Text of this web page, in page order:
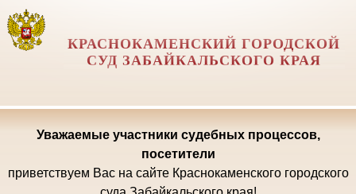
КРАСНОКАМЕНСКИЙ ГОРОДСКОЙ
СУД ЗАБАЙКАЛЬСКОГО КРАЯ
Уважаемые участники судебных процессов,
посетители
приветствуем Вас на сайте Краснокаменского городского